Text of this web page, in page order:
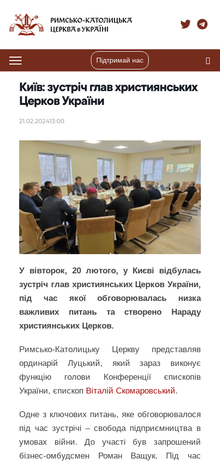
Підтримай нас
Київ: зустріч глав християнських
Церков України
21.02.202413:00
У вівторок, 20 лютого, у Києві відбулась
зустріч глав християнських Церков України,
під час якої обговорювалась низка
важливих питань та створено Нараду
християнських Церков.
Римсько-Католицьку Церкву представляв
ординарій Луцький, який зараз виконує
функцію голови Конференції єпископів
України, єпископ Віталій Скомаровський.
Одне з ключових питань, яке обговорювалося
під час зустрічі – свобода підприємництва в
умовах війни. До участі був запрошений
бізнес-омбудсмен Роман Ващук. Під час